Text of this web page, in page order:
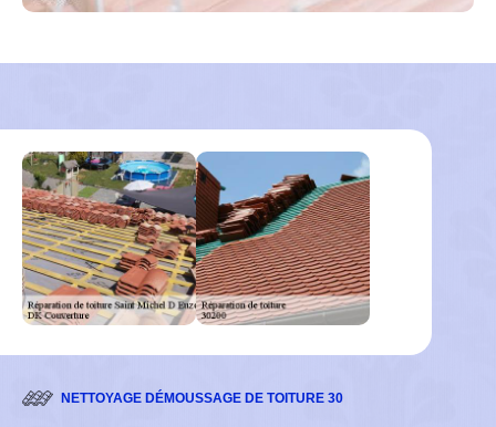
NETTOYAGE DÉMOUSSAGE DE TOITURE 30